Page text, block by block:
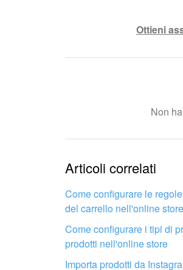
Ottieni
Non
Troppo
Non mi
Non
Articoli correlati
Come configurare le
del carrello nell'online store
Come configurare i tipi di
prodotti nell'online store
Importa prodotti da